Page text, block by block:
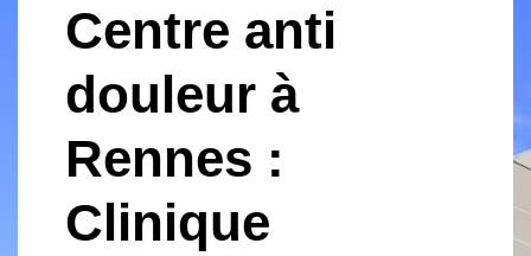
Centre anti
douleur à
Rennes :
Clinique